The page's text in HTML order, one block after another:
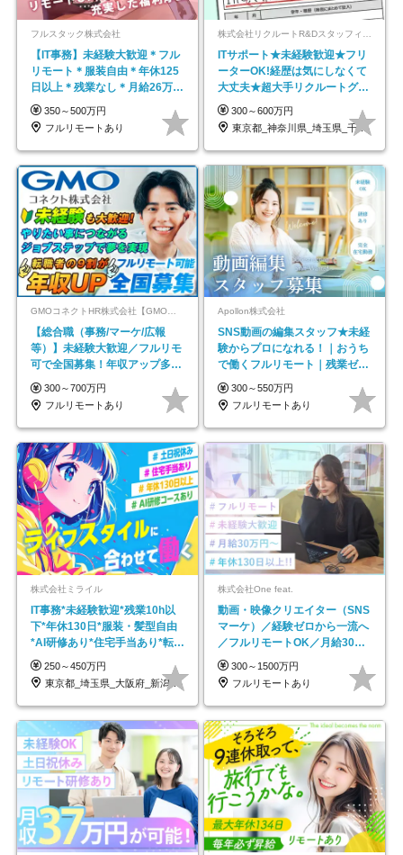
フルスタック株式会社
【IT事務】未経験大歓迎＊フル
リモート＊服装自由＊年休125
日以上＊残業なし＊月給26万円
以上
350～500万円
フルリモートあり
ITサポート★未経験歓迎★フリ
ーターOK!経歴は気にしなくて
大丈夫★超大手リクルートグル
ープの正社員/sg
300～600万円
東京都_神奈川県_埼玉県_千葉県_大阪府…
GMOコネクトHR株式会社【GMOインターネットグループ】
【総合職（事務/マーケ/広報
等）】未経験大歓迎／フルリモ
可で全国募集！年収アップ多数
★年休最大130日★
300～700万円
フルリモートあり
Apollon株式会社
SNS動画の編集スタッフ★未経
験からプロになれる！｜おうち
で働くフルリモート｜残業ゼロ
で18時退勤◎
300～550万円
フルリモートあり
株式会社ミライル
IT事務*未経験歓迎*残業10h以
下*年休130日*服装・髪型自由
*AI研修あり*住宅手当あり*転勤
なし
250～450万円
東京都_埼玉県_大阪府_新潟県_福岡県
株式会社One feat.
動画・映像クリエイター（SNS
マーケ）／経験ゼロから一流へ
／フルリモートOK／月給30万
円～／年休130日以上
300～1500万円
フルリモートあり